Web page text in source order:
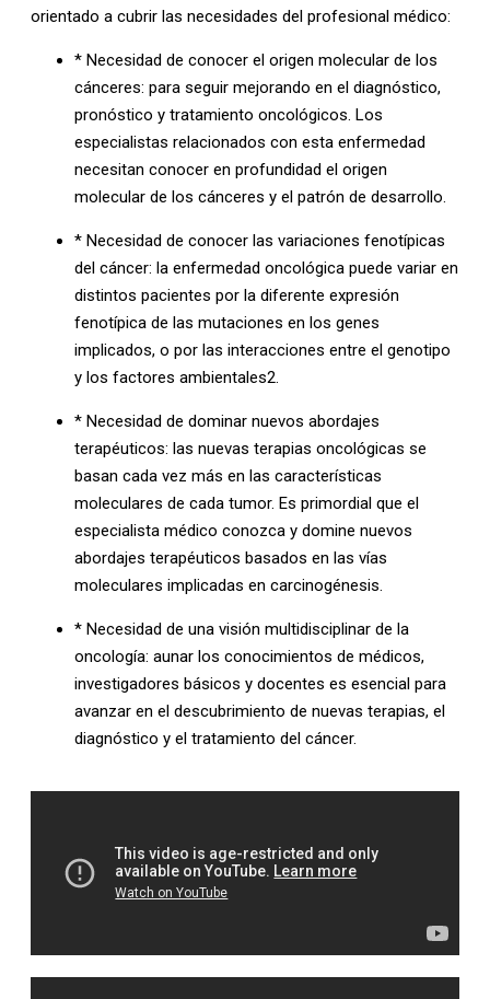
orientado a cubrir las necesidades del profesional médico:
* Necesidad de conocer el origen molecular de los
cánceres: para seguir mejorando en el diagnóstico,
pronóstico y tratamiento oncológicos. Los
especialistas relacionados con esta enfermedad
necesitan conocer en profundidad el origen
molecular de los cánceres y el patrón de desarrollo.
* Necesidad de conocer las variaciones fenotípicas
del cáncer: la enfermedad oncológica puede variar en
distintos pacientes por la diferente expresión
fenotípica de las mutaciones en los genes
implicados, o por las interacciones entre el genotipo
y los factores ambientales2.
* Necesidad de dominar nuevos abordajes
terapéuticos: las nuevas terapias oncológicas se
basan cada vez más en las características
moleculares de cada tumor. Es primordial que el
especialista médico conozca y domine nuevos
abordajes terapéuticos basados en las vías
moleculares implicadas en carcinogénesis.
* Necesidad de una visión multidisciplinar de la
oncología: aunar los conocimientos de médicos,
investigadores básicos y docentes es esencial para
avanzar en el descubrimiento de nuevas terapias, el
diagnóstico y el tratamiento del cáncer.